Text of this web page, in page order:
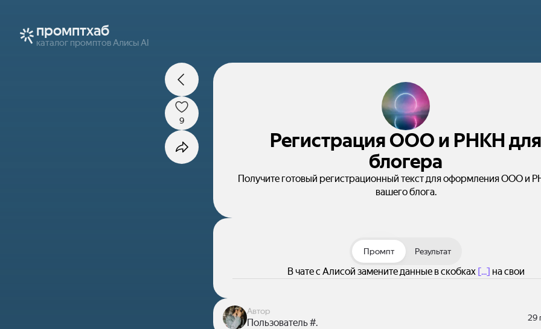
промптхаб
каталог промптов Алисы AI
Регистрация ООО и РНКН для
блогера
Получите готовый регистрационный текст для оформления ООО и
вашего блога.
9
Промпт Результат
В чате с Алисой замените данные в скобках [...] на свои
Автор
Пользователь #. 29